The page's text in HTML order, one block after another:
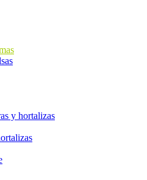
y hortalizas